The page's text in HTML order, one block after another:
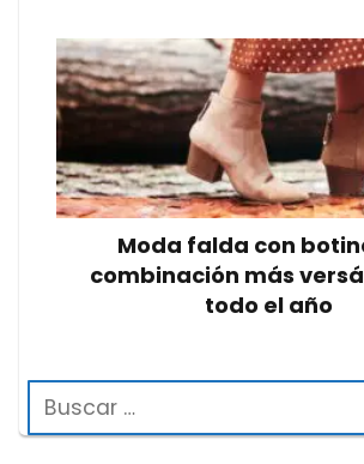
Moda falda con
combinación más
todo el año